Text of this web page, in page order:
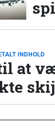
INDHOLD
at